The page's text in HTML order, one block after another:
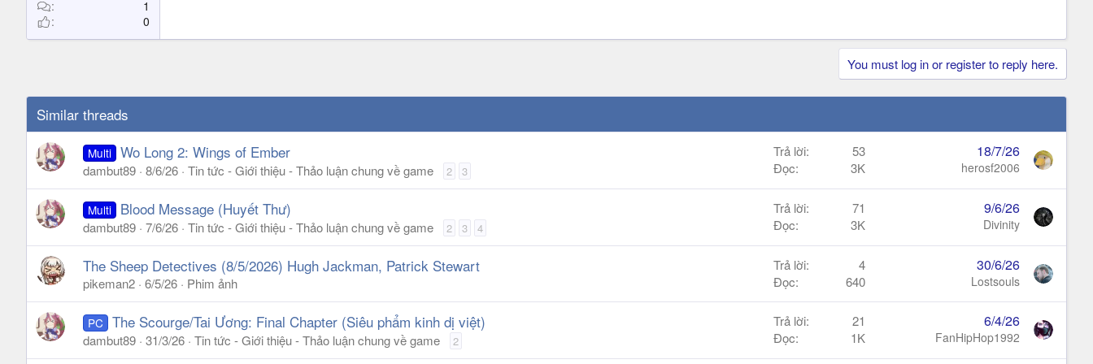
t
e
r
1
0
You must log in or register to reply here.
Similar threads
Multi Wo Long 2: Wings of Ember
dambut89 8/6/26 Tin tức - Giới thiệu - Thảo luận chung về game 2 3
Trả lời
53
Đọc
3K
18/7/26
herosf2006
Multi Blood Message (Huyết Thư)
dambut89 7/6/26 Tin tức - Giới thiệu - Thảo luận chung về game 2 3 4
Trả lời
71
Đọc
3K
9/6/26
Divinity
The Sheep Detectives (8/5/2026) Hugh Jackman, Patrick Stewart
pikeman2 6/5/26 Phim ảnh
Trả lời
4
Đọc
640
30/6/26
Lostsouls
PC The Scourge/Tai Ương: Final Chapter (Siêu phẩm kinh dị việt)
dambut89 31/3/26 Tin tức - Giới thiệu - Thảo luận chung về game 2
Trả lời
21
Đọc
1K
6/4/26
FanHipHop1992